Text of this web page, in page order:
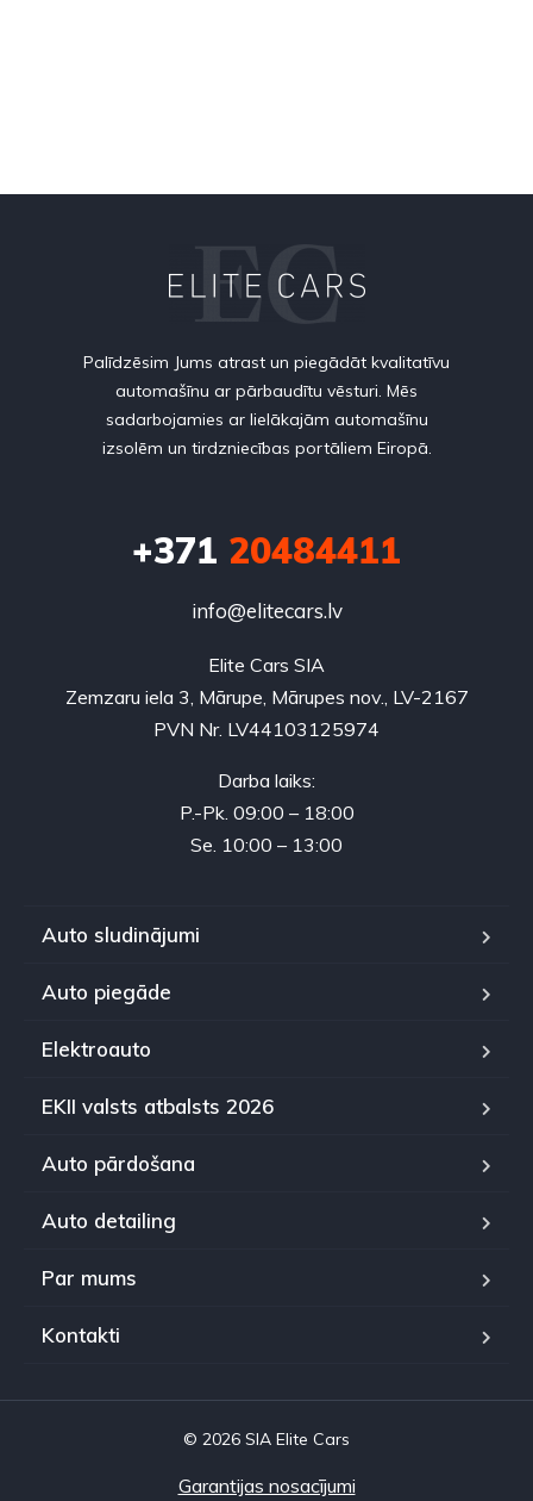
Palīdzēsim Jums atrast un piegādāt kvalitatīvu
automašīnu ar pārbaudītu vēsturi. Mēs
sadarbojamies ar lielākajām automašīnu
izsolēm un tirdzniecības portāliem Eiropā.
+371 20484411
info@elitecars.lv
Elite Cars SIA
Zemzaru iela 3, Mārupe, Mārupes nov., LV-2167
PVN Nr. LV44103125974
Darba laiks:
P.-Pk. 09:00 – 18:00
Se. 10:00 – 13:00
Auto sludinājumi
Auto piegāde
Elektroauto
EKII valsts atbalsts 2026
Auto pārdošana
Auto detailing
Par mums
Kontakti
© 2026 SIA Elite Cars
Garantijas nosacījumi